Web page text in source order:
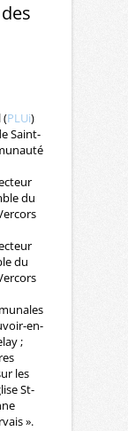
(PLUi)
Saint-
du
du
en-
;
les
St-
».